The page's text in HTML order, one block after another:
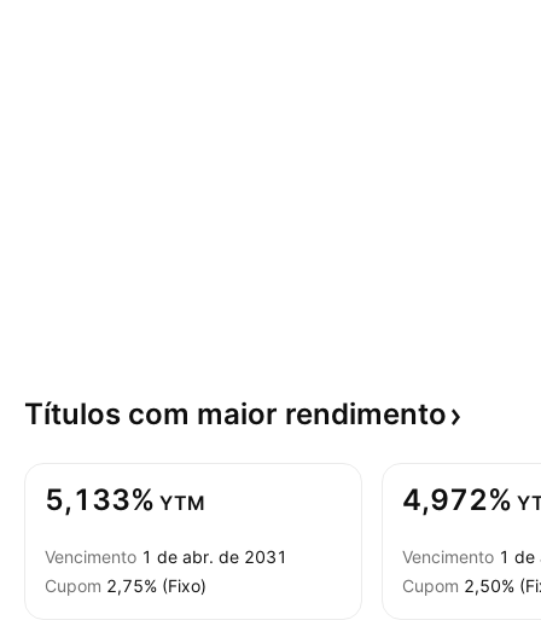
Títulos com maior rendimento
5,133% YTM
Vencimento 1 de abr. de 2031
Cupom 2,75% (Fixo)
4,972%
Vencimento 1 de
Cupom 2,50%